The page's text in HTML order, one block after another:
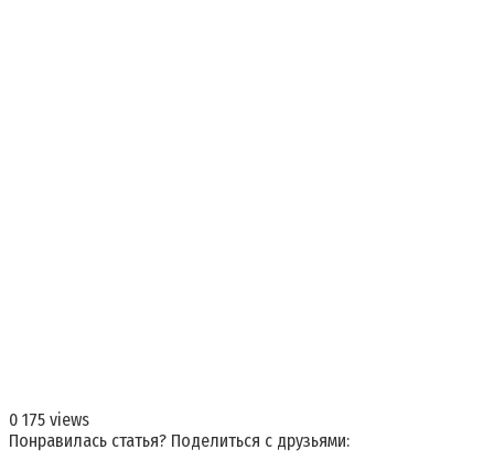
0 175 views
Понравилась статья? Поделиться с друзьями: